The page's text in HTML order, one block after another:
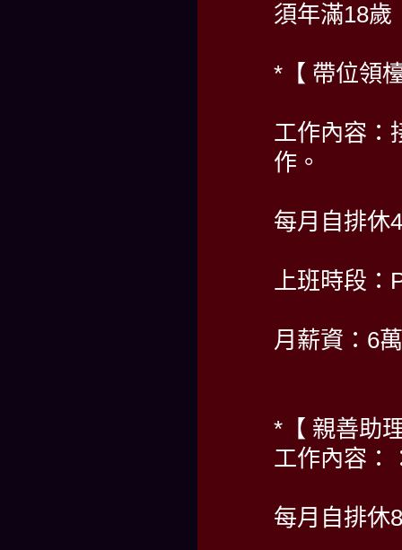
須年滿18歲
*【 帶位領
工作內容：
作。
每月自排休
上班時段：
月薪資：6
*【 親善助
工作內容：
每月自排休